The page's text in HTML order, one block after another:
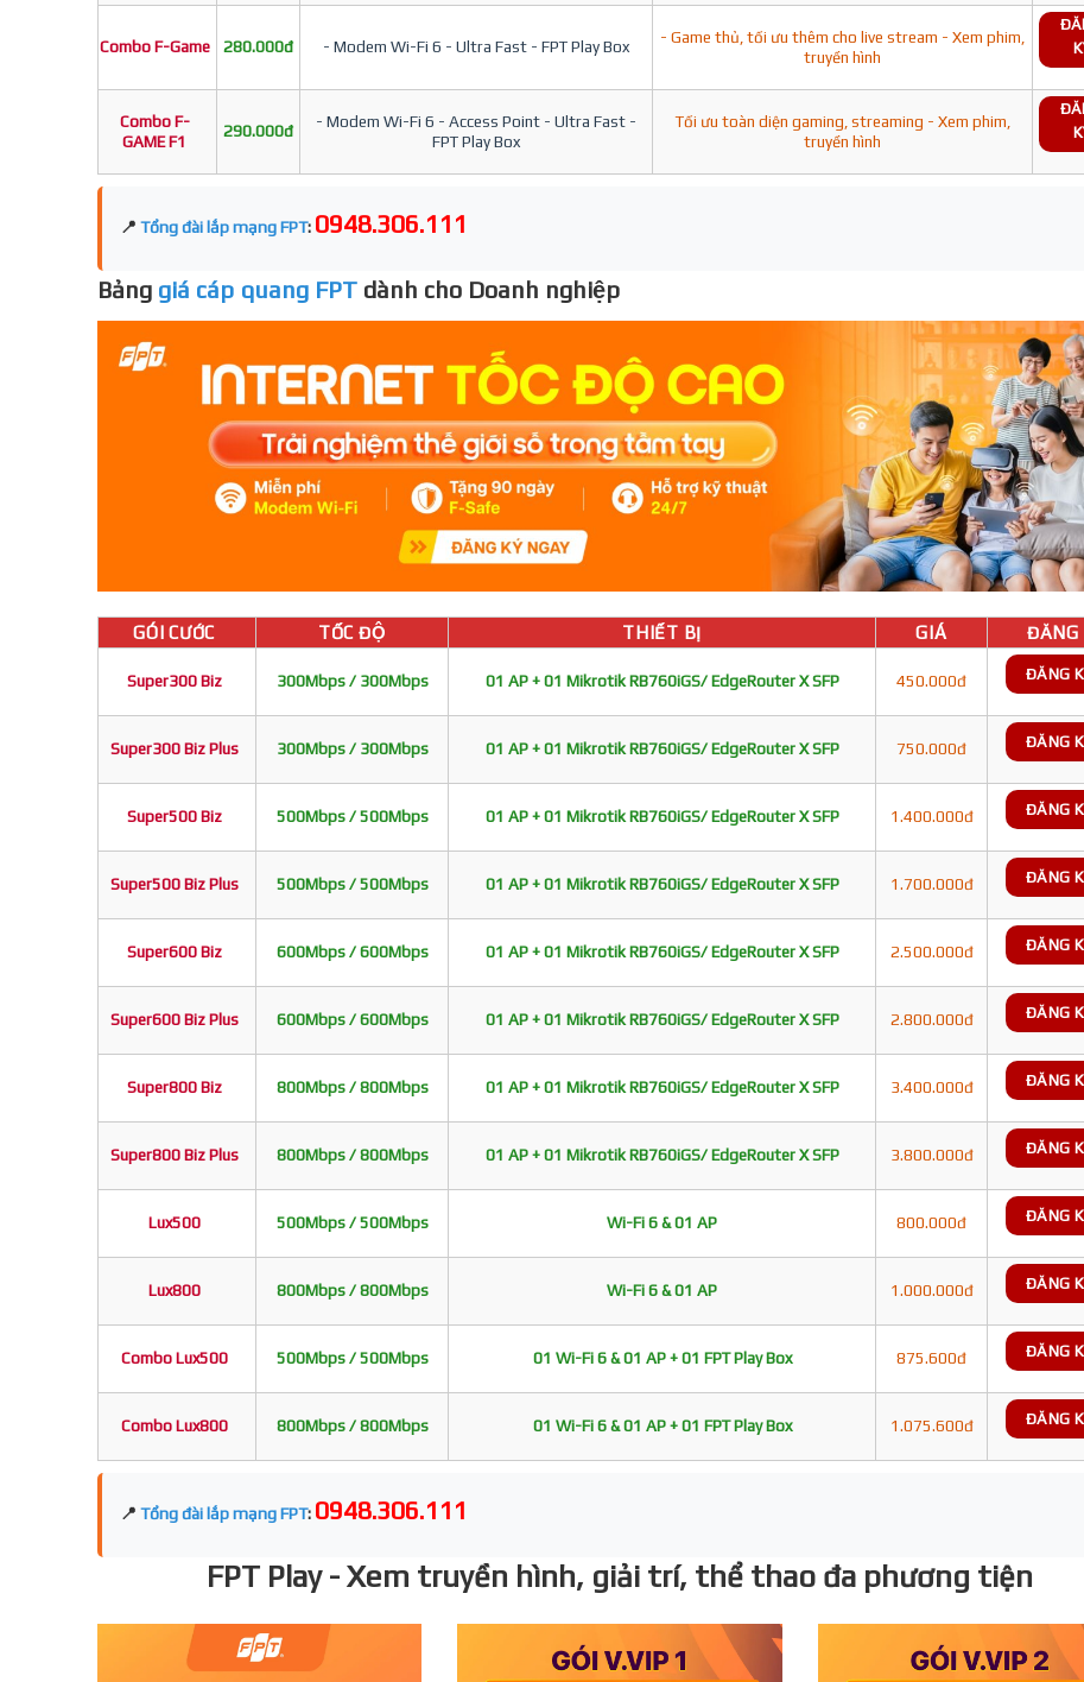
Combo F-Game 280.000đ - Modem Wi-Fi 6 - Ultra Fast - FPT Play Box
- Game thủ, tối ưu thêm cho live stream - Xem phim,
truyền hình
Combo F-
GAME F1
290.000đ
- Modem Wi-Fi 6 - Access Point - Ultra Fast -
FPT Play Box
Tối ưu toàn diện gaming, streaming - Xem phim,
truyền hình
📍 Tổng đài lắp mạng FPT: 0948.306.111
Bảng giá cáp quang FPT dành cho Doanh nghiệp
GÓI CƯỚC TỐC ĐỘ THIẾT BỊ GIÁ ĐĂNG
Super300 Biz 300Mbps / 300Mbps 01 AP + 01 Mikrotik RB760iGS/ EdgeRouter X SFP 450.000đ ĐĂNG
Super300 Biz Plus 300Mbps / 300Mbps 01 AP + 01 Mikrotik RB760iGS/ EdgeRouter X SFP 750.000đ ĐĂNG
Super500 Biz 500Mbps / 500Mbps 01 AP + 01 Mikrotik RB760iGS/ EdgeRouter X SFP 1.400.000đ ĐĂNG
Super500 Biz Plus 500Mbps / 500Mbps 01 AP + 01 Mikrotik RB760iGS/ EdgeRouter X SFP 1.700.000đ ĐĂNG
Super600 Biz 600Mbps / 600Mbps 01 AP + 01 Mikrotik RB760iGS/ EdgeRouter X SFP 2.500.000đ ĐĂNG
Super600 Biz Plus 600Mbps / 600Mbps 01 AP + 01 Mikrotik RB760iGS/ EdgeRouter X SFP 2.800.000đ ĐĂNG
Super800 Biz 800Mbps / 800Mbps 01 AP + 01 Mikrotik RB760iGS/ EdgeRouter X SFP 3.400.000đ ĐĂNG
Super800 Biz Plus 800Mbps / 800Mbps 01 AP + 01 Mikrotik RB760iGS/ EdgeRouter X SFP 3.800.000đ ĐĂNG
Lux500 500Mbps / 500Mbps Wi-Fi 6 & 01 AP 800.000đ ĐĂNG
Lux800 800Mbps / 800Mbps Wi-Fi 6 & 01 AP 1.000.000đ ĐĂNG
Combo Lux500 500Mbps / 500Mbps 01 Wi-Fi 6 & 01 AP + 01 FPT Play Box 875.600đ ĐĂNG
Combo Lux800 800Mbps / 800Mbps 01 Wi-Fi 6 & 01 AP + 01 FPT Play Box 1.075.600đ ĐĂNG
📍 Tổng đài lắp mạng FPT: 0948.306.111
FPT Play - Xem truyền hình, giải trí, thể thao đa phương tiện